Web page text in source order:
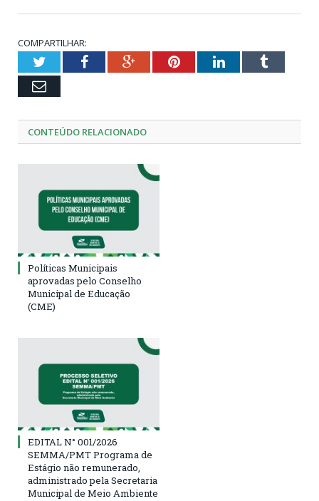
COMPARTILHAR:
TwitterFacebookGoogle+PinterestLinkedInTumblr
Email
CONTEÚDO RELACIONADO
Políticas Municipais
aprovadas pelo Conselho
Municipal de Educação
(CME)
EDITAL N° 001/2026
SEMMA/PMT Programa de
Estágio não remunerado,
administrado pela Secretaria
Municipal de Meio Ambiente